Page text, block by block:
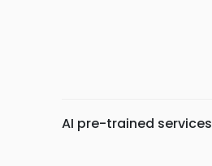
AI pre-trained services